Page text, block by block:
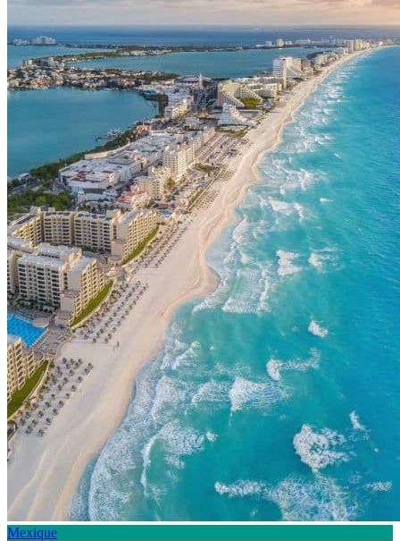
Mexique